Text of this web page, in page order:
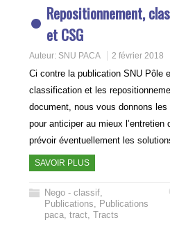
Repositionnement,
et CSG
Auteur: SNU PACA 2 février 2018
Ci contre la publication SNU Pôle
classification et les
document, nous vous donnons
pour anticiper au mieux l’entretien
prévoir éventuellement les
SAVOIR PLUS
Nego - classif,
Publications, Publications
paca,tract,Tracts